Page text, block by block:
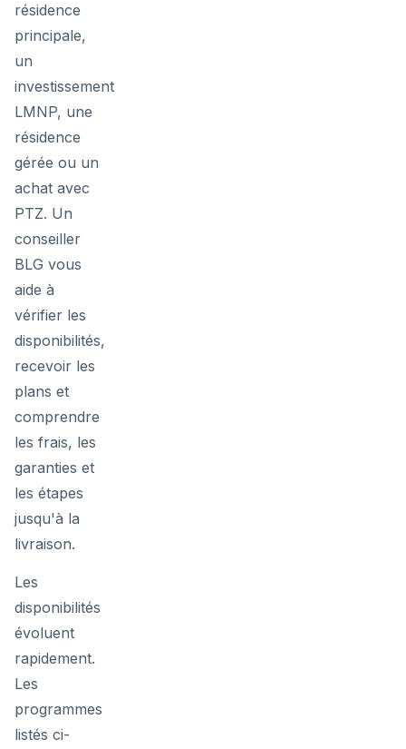
résidence
principale,
un
investissement
LMNP, une
résidence
gérée ou un
achat avec
PTZ. Un
conseiller
BLG vous
aide à
vérifier les
disponibilités,
recevoir les
plans et
comprendre
les frais, les
garanties et
les étapes
jusqu'à la
livraison.
Les
disponibilités
évoluent
rapidement.
Les
programmes
listés ci-